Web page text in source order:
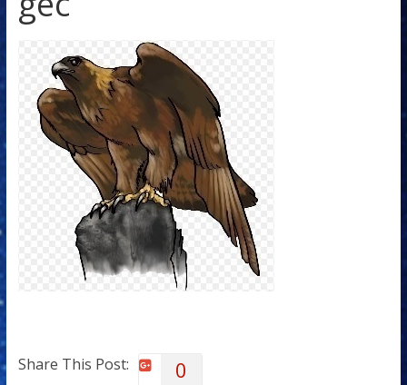
Share This Post: 0